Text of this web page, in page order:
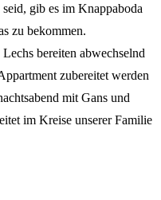
gib es im Knappaboda
zu bekommen.
bereiten abwechselnd
zubereitet werden
mit Gans und
im Kreise unserer Familie